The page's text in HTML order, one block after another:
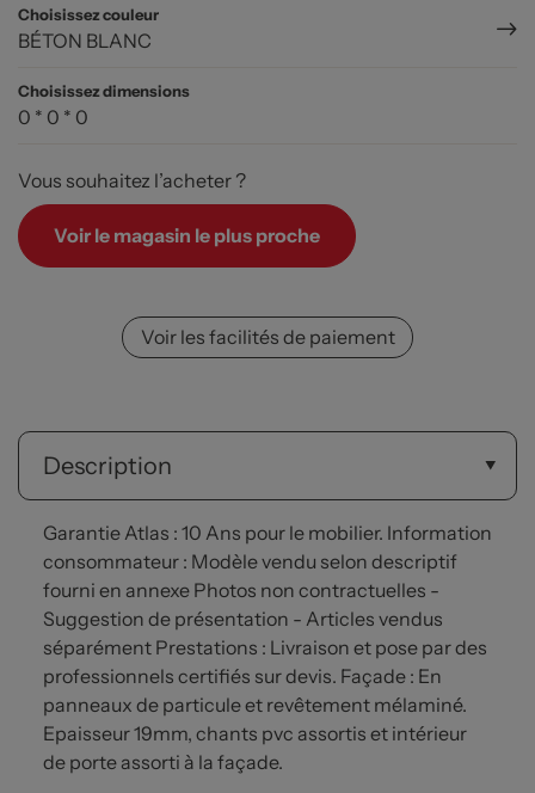
Choisissez couleur
BÉTON BLANC
Choisissez dimensions
0 * 0 * 0
Vous souhaitez l’acheter ?
Voir le magasin le plus proche
Voir les facilités de paiement
Description
Garantie Atlas : 10 Ans pour le mobilier. Information
consommateur : Modèle vendu selon descriptif
fourni en annexe Photos non contractuelles -
Suggestion de présentation - Articles vendus
séparément Prestations : Livraison et pose par des
professionnels certifiés sur devis. Façade : En
panneaux de particule et revêtement mélaminé.
Epaisseur 19mm, chants pvc assortis et intérieur
de porte assorti à la façade.